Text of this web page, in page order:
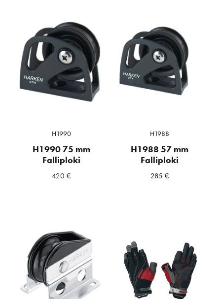
H1990
H1990 75 mm
Falliploki
420 €
H1988
H1988 57 mm
Falliploki
285 €